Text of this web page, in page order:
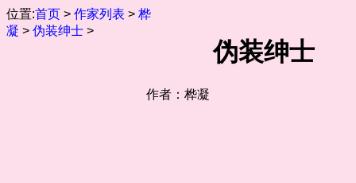
位置:首页 > 作家列表 > 桦
凝 > 伪装绅士 >
伪装绅士
作者：桦凝